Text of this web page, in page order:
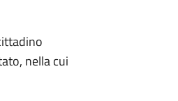
nella cui